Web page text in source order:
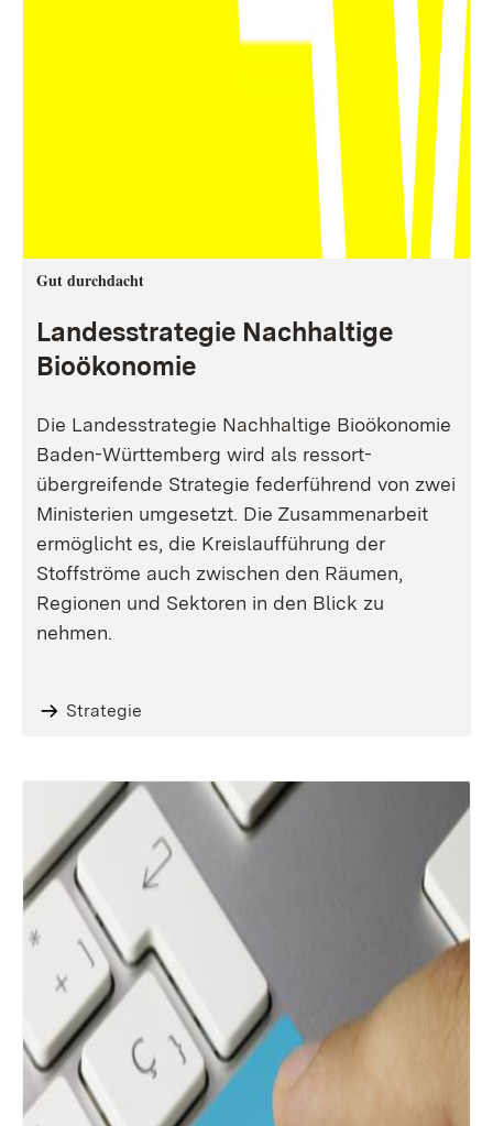
Gut durchdacht
Landesstrategie Nachhaltige
Bioökonomie
Die Landesstrategie Nachhaltige Bioökonomie
Baden-Württemberg wird als ressort-
übergreifende Strategie federführend von zwei
Ministerien umgesetzt. Die Zusammenarbeit
ermöglicht es, die Kreislaufführung der
Stoffströme auch zwischen den Räumen,
Regionen und Sektoren in den Blick zu
nehmen.
Strategie